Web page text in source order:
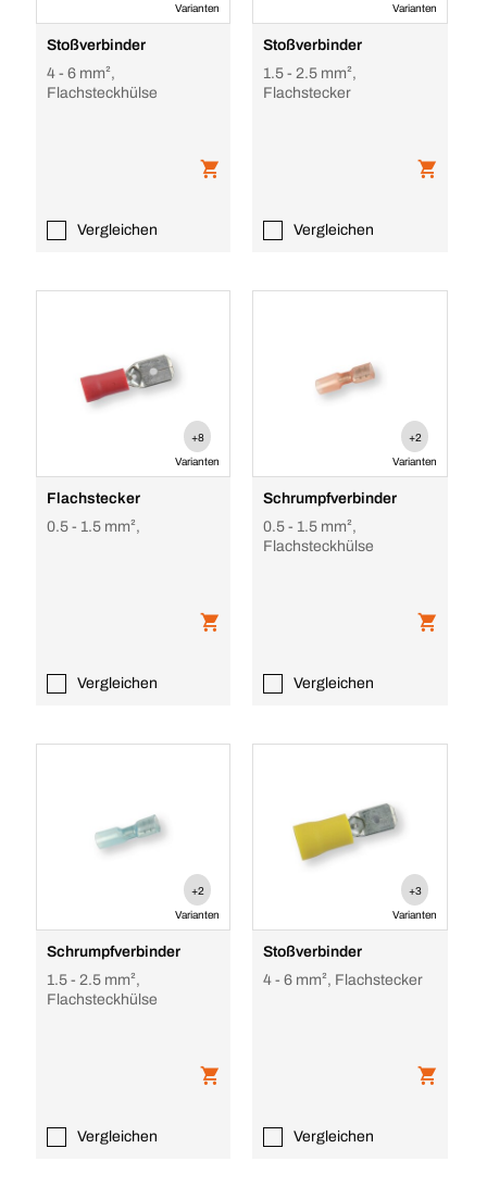
Varianten
Stoßverbinder
4 - 6 mm²,
Flachsteckhülse
Vergleichen
Varianten
Stoßverbinder
1.5 - 2.5 mm²,
Flachstecker
Vergleichen
+8
Varianten
Flachstecker
0.5 - 1.5 mm²,
Vergleichen
+2
Varianten
Schrumpfverbinder
0.5 - 1.5 mm²,
Flachsteckhülse
Vergleichen
+2
Varianten
Schrumpfverbinder
1.5 - 2.5 mm²,
Flachsteckhülse
Vergleichen
+3
Varianten
Stoßverbinder
4 - 6 mm², Flachstecker
Vergleichen